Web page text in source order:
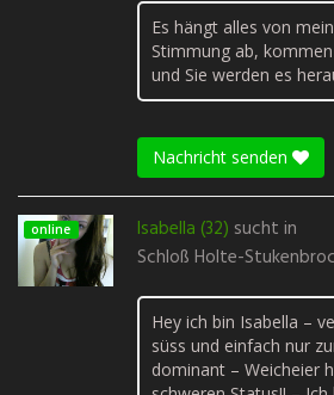
Es hängt alles von
Stimmung ab,
und Sie werden es
Nachricht senden
online Isabella (32) sucht in
Schloß Holte-
Hey ich bin Isabella –
süss und einfach nur
dominant – Weicheier